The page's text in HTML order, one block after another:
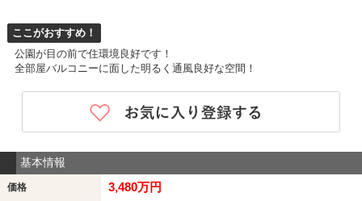
ここがおすすめ！
公園が目の前で住環境良好です！
全部屋バルコニーに面した明るく通風良好な空間！
基本情報
価格 3,480万円